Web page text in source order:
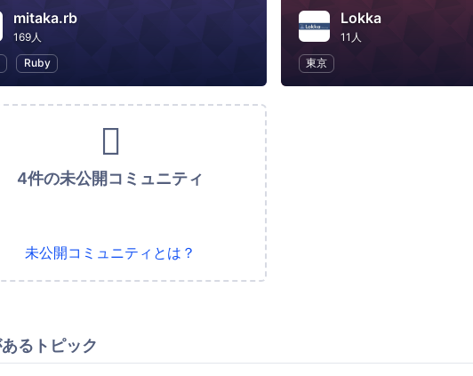
mitaka.rb
169人
Ruby
Lokka
11人
東京
4件の未公開コミュニティ
未公開コミュニティとは？
るトピック